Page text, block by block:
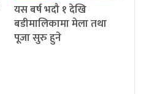
यस बर्ष भदौ १ देखि
बडीमालिकामा मेला तथा
पूजा सुरु हुने